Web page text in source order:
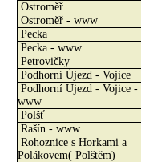
Ostroměř
Ostroměř - www
Pecka
Pecka - www
Petrovičky
Podhorní Újezd - Vojice
Podhorní Újezd - Vojice -
www
Polšť
Rašín - www
Rohoznice s Horkami a
Polákovem( Polštěm)